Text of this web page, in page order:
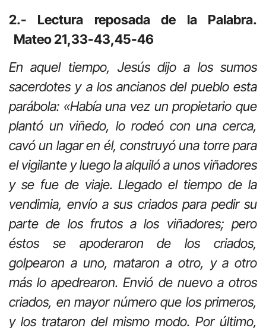
2.- Lectura reposada de la Palabra.
Mateo 21,33-43,45-46
En aquel tiempo, Jesús dijo a los sumos
sacerdotes y a los ancianos del pueblo esta
parábola: «Había una vez un propietario que
plantó un viñedo, lo rodeó con una cerca,
cavó un lagar en él, construyó una torre para
el vigilante y luego la alquiló a unos viñadores
y se fue de viaje. Llegado el tiempo de la
vendimia, envío a sus criados para pedir su
parte de los frutos a los viñadores; pero
éstos se apoderaron de los criados,
golpearon a uno, mataron a otro, y a otro
más lo apedrearon. Envió de nuevo a otros
criados, en mayor número que los primeros,
y los trataron del mismo modo. Por último,